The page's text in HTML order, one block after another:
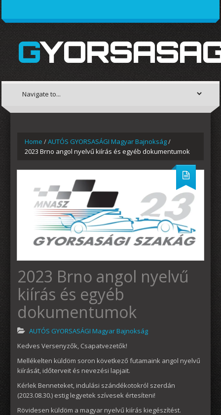
Home /AUTÓS GYORSASÁGI Magyar Bajnokság/
2023 Brno angol nyelvű kiírás és egyéb dokumentumok
2023 Brno angol nyelvű
kiírás és egyéb
dokumentumok
AUTÓS GYORSASÁGI Magyar Bajnokság
Kedves Versenyzők, Csapatvezetők!
Mellékelten küldöm soron következő futamaink angol nyelvű
kiírását, időterveit és nevezési lapjait.
Kérlek Benneteket, indulási szándékotokról szerdán
(2023.08.30.) estig legyetek szívesek értesíteni!
Rövidesen küldöm a magyar nyelvű kiírás kiegészítést.